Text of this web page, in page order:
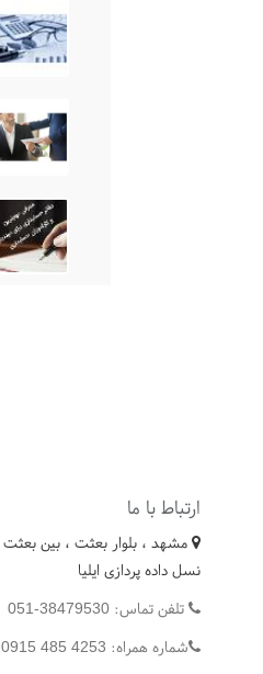
ارتباط با ما
نسل داده پردازی ایلیا
تلفن تماس: 38479530-051
شماره همراه: 0915 485 4253